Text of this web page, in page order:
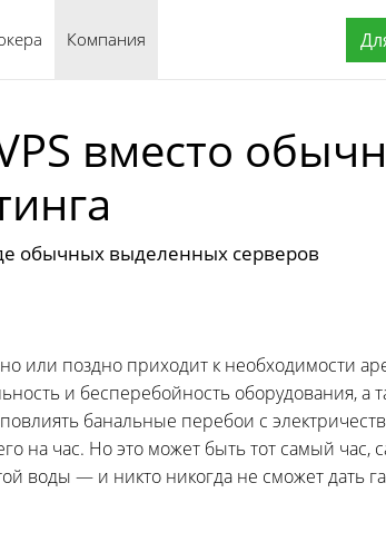
Компания
вместо
обычных выделенных серверов
или поздно приходит к необходимости
и бесперебойность оборудования, а
банальные перебои с
на час. Но это может быть тот самый
воды — и никто никогда не сможет дать